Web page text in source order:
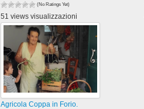
(No Ratings Yet)
51 views visualizzazioni
Agricola Coppa in Forio.